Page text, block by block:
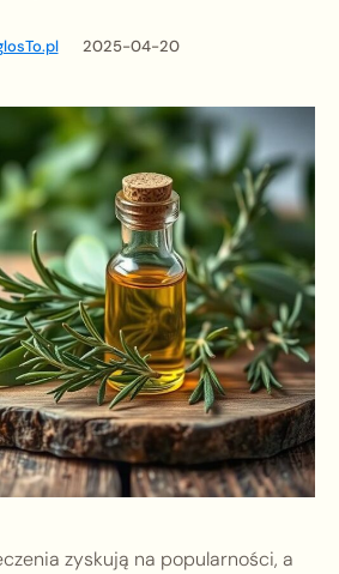
2025-04-20
zyskują na popularności, a